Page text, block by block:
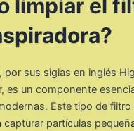
limpiar el
por sus siglas en inglés
es un componente
Este tipo de
capturar partículas